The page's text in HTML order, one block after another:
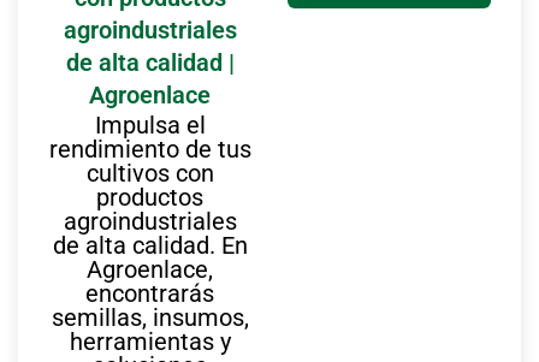
agroindustriales
de alta calidad |
Agroenlace
Impulsa el
rendimiento de tus
cultivos con
productos
agroindustriales
de alta calidad. En
Agroenlace,
encontrarás
semillas, insumos,
herramientas y